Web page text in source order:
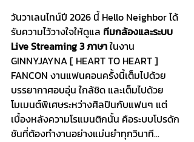
วันวาเลนไทน์ปี 2026 นี้ Hello Neighbor ได้
รับความไว้วางใจให้ดูแล ทีมกล้องและระบบ
Live Streaming 3 ภาษา ในงาน
GINNYJAYNA [ HEART TO HEART ]
FANCON งานแฟนคอนครั้งนี้เต็มไปด้วย
บรรยากาศอบอุ่น ใกล้ชิด และเต็มไปด้วย
โมเมนต์พิเศษระหว่างศิลปินกับแฟนๆ แต่
เบื้องหลังความโรแมนติกนั้น คือระบบโปรดัก
ชันที่ต้องทำงานอย่างแม่นยำทุกวินาที...